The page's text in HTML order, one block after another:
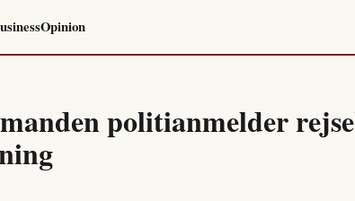
Opinion
politianmelder